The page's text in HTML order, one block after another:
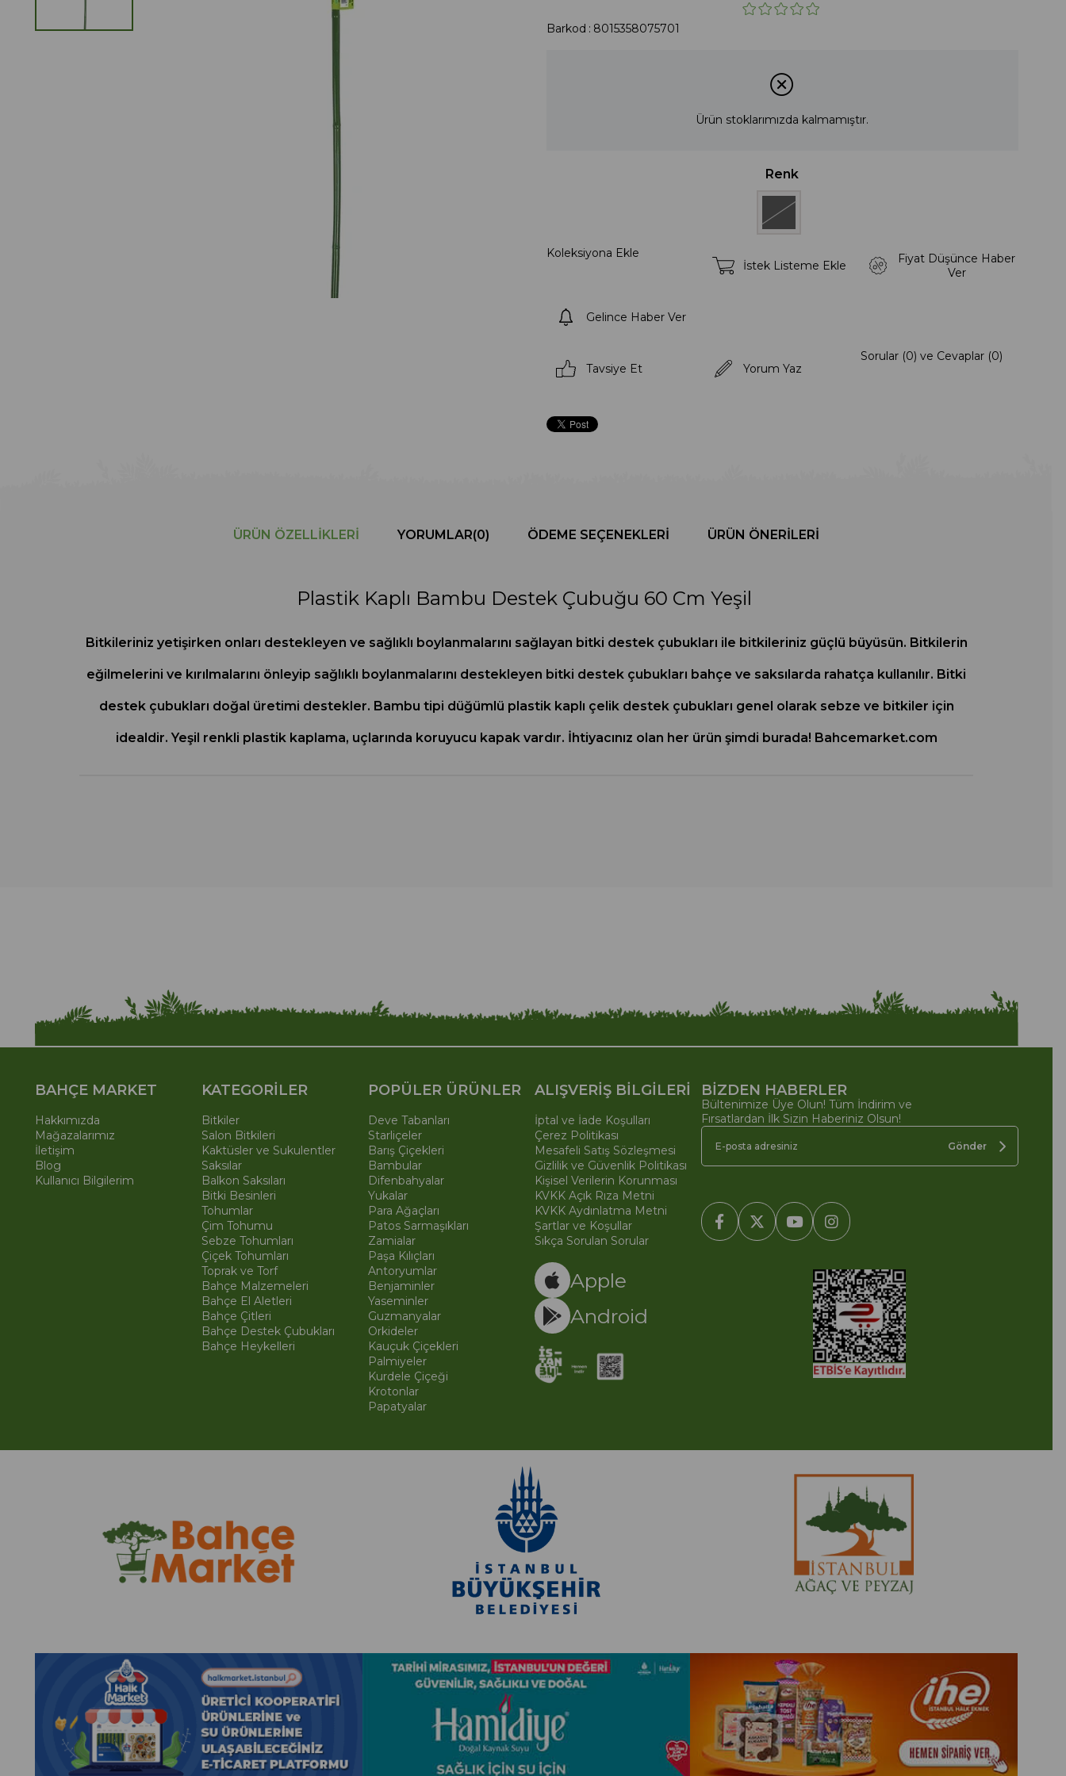
Barkod : 8015358075701
Ürün stoklarımızda kalmamıştır.
Renk
Koleksiyona Ekle
İstek Listeme Ekle
Fiyat Düşünce Haber
Ver
Gelince Haber Ver
Tavsiye Et Yorum Yaz
Sorular (0) ve Cevaplar (0)
ÜRÜN ÖZELLIKLERI YORUMLAR(0) ÖDEME SEÇENEKLERI ÜRÜN ÖNERILERI
Plastik Kaplı Bambu Destek Çubuğu 60 Cm Yeşil
Bitkileriniz yetişirken onları destekleyen ve sağlıklı boylanmalarını sağlayan bitki destek çubukları ile bitkileriniz güçlü büyüsün. Bitkilerin
eğilmelerini ve kırılmalarını önleyip sağlıklı boylanmalarını destekleyen bitki destek çubukları bahçe ve saksılarda rahatça kullanılır. Bitki
destek çubukları doğal üretimi destekler. Bambu tipi düğümlü plastik kaplı çelik destek çubukları genel olarak sebze ve bitkiler için
idealdir. Yeşil renkli plastik kaplama, uçlarında koruyucu kapak vardır. İhtiyacınız olan her ürün şimdi burada! Bahcemarket.com
BAHÇE MARKET
Hakkımızda
Mağazalarımız
İletişim
Blog
Kullanıcı Bilgilerim
KATEGORİLER
Bitkiler
Salon Bitkileri
Kaktüsler ve Sukulentler
Saksılar
Balkon Saksıları
Bitki Besinleri
Tohumlar
Çim Tohumu
Sebze Tohumları
Çiçek Tohumları
Toprak ve Torf
Bahçe Malzemeleri
Bahçe El Aletleri
Bahçe Çitleri
Bahçe Destek Çubukları
Bahçe Heykelleri
POPÜLER ÜRÜNLER
Deve Tabanları
Starliçeler
Barış Çiçekleri
Bambular
Difenbahyalar
Yukalar
Para Ağaçları
Patos Sarmaşıkları
Zamialar
Paşa Kılıçları
Antoryumlar
Benjaminler
Yaseminler
Guzmanyalar
Orkideler
Kauçuk Çiçekleri
Palmiyeler
Kurdele Çiçeği
Krotonlar
Papatyalar
ALIŞVERİŞ BİLGİLERİ
İptal ve İade Koşulları
Çerez Politikası
Mesafeli Satış Sözleşmesi
Gizlilik ve Güvenlik Politikası
Kişisel Verilerin Korunması
KVKK Açık Rıza Metni
KVKK Aydınlatma Metni
Şartlar ve Koşullar
Sıkça Sorulan Sorular
Apple
Android
BİZDEN HABERLER
Bültenimize Üye Olun! Tüm İndirim ve
Fırsatlardan İlk Sizin Haberiniz Olsun!
Gönder